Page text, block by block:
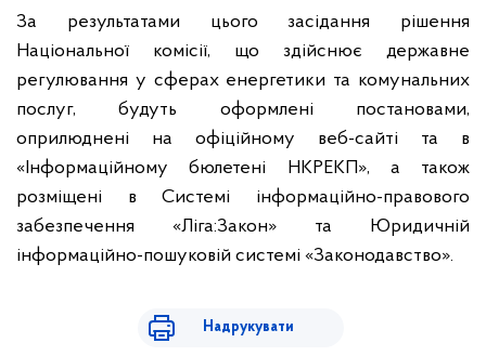
За результатами цього засідання рішення
Національної комісії, що здійснює державне
регулювання у сферах енергетики та комунальних
послуг, будуть оформлені постановами,
оприлюднені на офіційному веб-сайті та в
«Інформаційному бюлетені НКРЕКП», а також
розміщені в Системі інформаційно-правового
забезпечення «Ліга:Закон» та Юридичній
інформаційно-пошуковій системі «Законодавство».
Надрукувати